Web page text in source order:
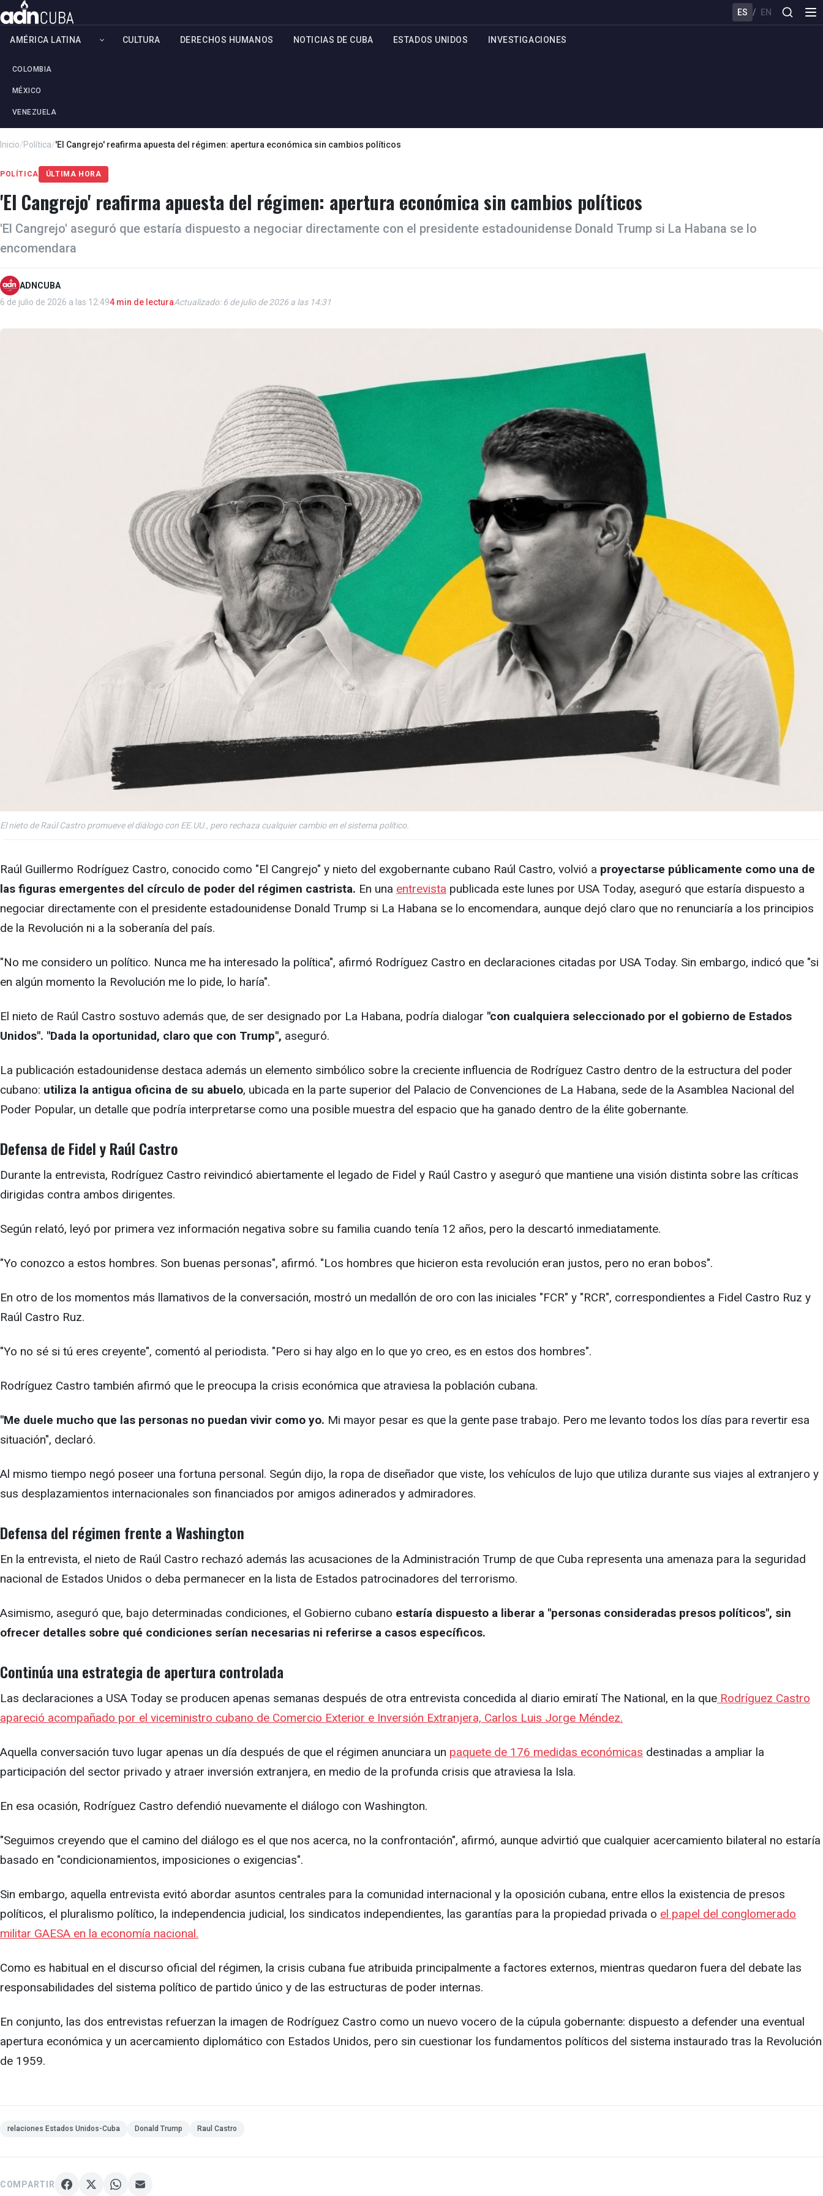
ES / EN
AMÉRICA LATINA
COLOMBIA
MÉXICO
VENEZUELA
CULTURA DERECHOS HUMANOS NOTICIAS DE CUBA ESTADOS UNIDOS INVESTIGACIONES
Inicio/Política/'El Cangrejo' reafirma apuesta del régimen: apertura económica sin cambios políticos
POLÍTICA ÚLTIMA HORA
'El Cangrejo' reafirma apuesta del régimen: apertura económica sin cambios políticos
'El Cangrejo' aseguró que estaría dispuesto a negociar directamente con el presidente estadounidense Donald Trump si La Habana se lo
encomendara
ADNCUBA
6 de julio de 2026 a las 12:494 min de lecturaActualizado: 6 de julio de 2026 a las 14:31
El nieto de Raúl Castro promueve el diálogo con EE.UU., pero rechaza cualquier cambio en el sistema político.
Raúl Guillermo Rodríguez Castro, conocido como "El Cangrejo" y nieto del exgobernante cubano Raúl Castro, volvió a proyectarse públicamente como una de
las figuras emergentes del círculo de poder del régimen castrista. En una entrevista publicada este lunes por USA Today, aseguró que estaría dispuesto a
negociar directamente con el presidente estadounidense Donald Trump si La Habana se lo encomendara, aunque dejó claro que no renunciaría a los principios
de la Revolución ni a la soberanía del país.
"No me considero un político. Nunca me ha interesado la política", afirmó Rodríguez Castro en declaraciones citadas por USA Today. Sin embargo, indicó que "si
en algún momento la Revolución me lo pide, lo haría".
El nieto de Raúl Castro sostuvo además que, de ser designado por La Habana, podría dialogar "con cualquiera seleccionado por el gobierno de Estados
Unidos". "Dada la oportunidad, claro que con Trump", aseguró.
La publicación estadounidense destaca además un elemento simbólico sobre la creciente influencia de Rodríguez Castro dentro de la estructura del poder
cubano: utiliza la antigua oficina de su abuelo, ubicada en la parte superior del Palacio de Convenciones de La Habana, sede de la Asamblea Nacional del
Poder Popular, un detalle que podría interpretarse como una posible muestra del espacio que ha ganado dentro de la élite gobernante.
Defensa de Fidel y Raúl Castro
Durante la entrevista, Rodríguez Castro reivindicó abiertamente el legado de Fidel y Raúl Castro y aseguró que mantiene una visión distinta sobre las críticas
dirigidas contra ambos dirigentes.
Según relató, leyó por primera vez información negativa sobre su familia cuando tenía 12 años, pero la descartó inmediatamente.
"Yo conozco a estos hombres. Son buenas personas", afirmó. "Los hombres que hicieron esta revolución eran justos, pero no eran bobos".
En otro de los momentos más llamativos de la conversación, mostró un medallón de oro con las iniciales "FCR" y "RCR", correspondientes a Fidel Castro Ruz y
Raúl Castro Ruz.
"Yo no sé si tú eres creyente", comentó al periodista. "Pero si hay algo en lo que yo creo, es en estos dos hombres".
Rodríguez Castro también afirmó que le preocupa la crisis económica que atraviesa la población cubana.
"Me duele mucho que las personas no puedan vivir como yo. Mi mayor pesar es que la gente pase trabajo. Pero me levanto todos los días para revertir esa
situación", declaró.
Al mismo tiempo negó poseer una fortuna personal. Según dijo, la ropa de diseñador que viste, los vehículos de lujo que utiliza durante sus viajes al extranjero y
sus desplazamientos internacionales son financiados por amigos adinerados y admiradores.
Defensa del régimen frente a Washington
En la entrevista, el nieto de Raúl Castro rechazó además las acusaciones de la Administración Trump de que Cuba representa una amenaza para la seguridad
nacional de Estados Unidos o deba permanecer en la lista de Estados patrocinadores del terrorismo.
Asimismo, aseguró que, bajo determinadas condiciones, el Gobierno cubano estaría dispuesto a liberar a "personas consideradas presos políticos", sin
ofrecer detalles sobre qué condiciones serían necesarias ni referirse a casos específicos.
Continúa una estrategia de apertura controlada
Las declaraciones a USA Today se producen apenas semanas después de otra entrevista concedida al diario emiratí The National, en la que Rodríguez Castro
apareció acompañado por el viceministro cubano de Comercio Exterior e Inversión Extranjera, Carlos Luis Jorge Méndez.
Aquella conversación tuvo lugar apenas un día después de que el régimen anunciara un paquete de 176 medidas económicas destinadas a ampliar la
participación del sector privado y atraer inversión extranjera, en medio de la profunda crisis que atraviesa la Isla.
En esa ocasión, Rodríguez Castro defendió nuevamente el diálogo con Washington.
"Seguimos creyendo que el camino del diálogo es el que nos acerca, no la confrontación", afirmó, aunque advirtió que cualquier acercamiento bilateral no estaría
basado en "condicionamientos, imposiciones o exigencias".
Sin embargo, aquella entrevista evitó abordar asuntos centrales para la comunidad internacional y la oposición cubana, entre ellos la existencia de presos
políticos, el pluralismo político, la independencia judicial, los sindicatos independientes, las garantías para la propiedad privada o el papel del conglomerado
militar GAESA en la economía nacional.
Como es habitual en el discurso oficial del régimen, la crisis cubana fue atribuida principalmente a factores externos, mientras quedaron fuera del debate las
responsabilidades del sistema político de partido único y de las estructuras de poder internas.
En conjunto, las dos entrevistas refuerzan la imagen de Rodríguez Castro como un nuevo vocero de la cúpula gobernante: dispuesto a defender una eventual
apertura económica y un acercamiento diplomático con Estados Unidos, pero sin cuestionar los fundamentos políticos del sistema instaurado tras la Revolución
de 1959.
relaciones Estados Unidos-Cuba Donald Trump Raul Castro
COMPARTIR